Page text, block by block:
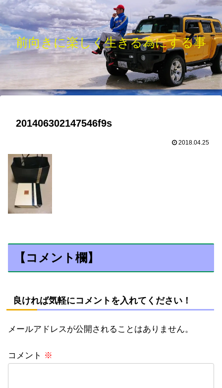
前向きに楽しく生きる為にする事
201406302147546f9s
2018.04.25
【コメント欄】
良ければ気軽にコメントを入れてください！
メールアドレスが公開されることはありません。
コメント ※